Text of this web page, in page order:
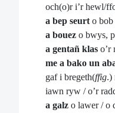
och(o)r i’r hewl/
a bep seurt o
a bouez o bwys,
a gentañ klas o’r
me a bako un
gaf i bregeth(ffig.)
iawn ryw / o’r
a galz o lawer / o